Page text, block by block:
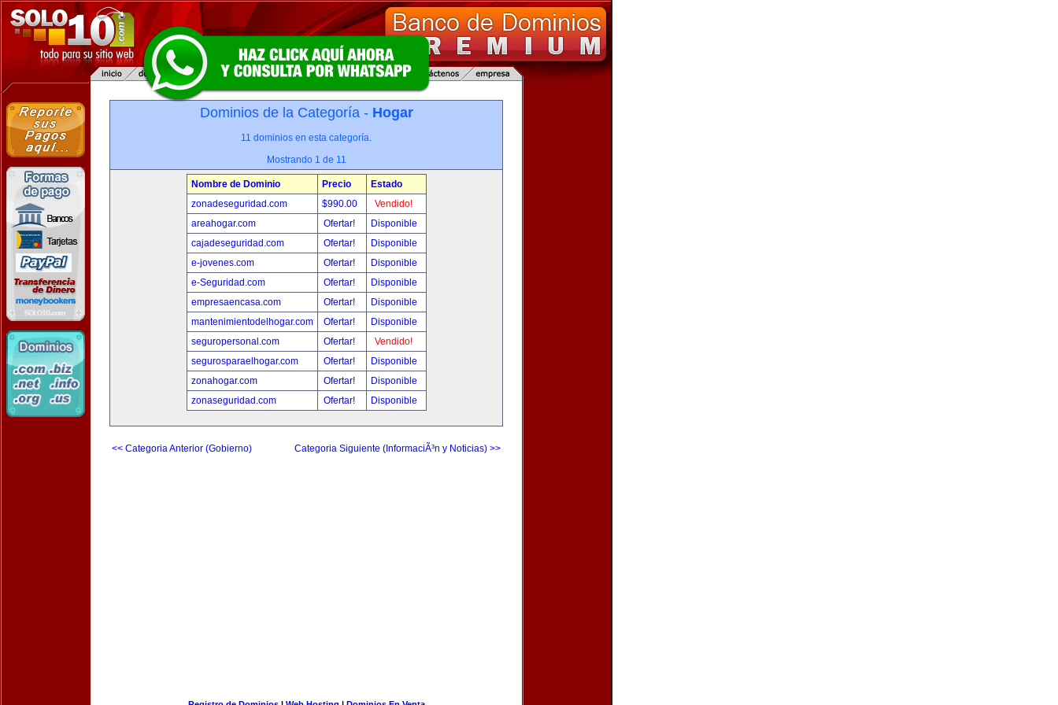
Dominios de la Categoría - Hogar
11 dominios en esta categoría.
Mostrando 1 de 11
Nombre de Dominio Precio
Estado
zonadeseguridad.com
$990.00
Vendido!
areahogar.com
Ofertar!
Disponible
cajadeseguridad.com
Ofertar!
Disponible
e-jovenes.com
Ofertar!
Disponible
e-Seguridad.com
Ofertar!
Disponible
empresaencasa.com
Ofertar!
Disponible
mantenimientodelhogar.com
Ofertar!
Disponible
seguropersonal.com
Ofertar!
Vendido!
segurosparaelhogar.com
Ofertar!
Disponible
zonahogar.com
Ofertar!
Disponible
zonaseguridad.com
Ofertar! Disponible
<< Categoria Anterior (Gobierno) Categoria Siguiente (InformaciÃ³n y Noticias) >>